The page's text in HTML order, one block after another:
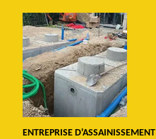
ENTREPRISE D'ASSAINISSEMENT